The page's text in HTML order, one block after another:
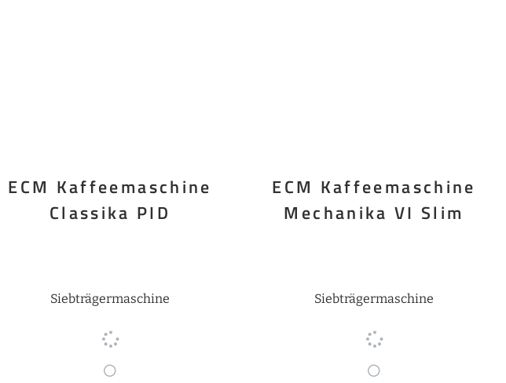
ECM Kaffeemaschine
Classika PID
Siebträgermaschine
ECM Kaffeemaschine
Mechanika VI Slim
Siebträgermaschine